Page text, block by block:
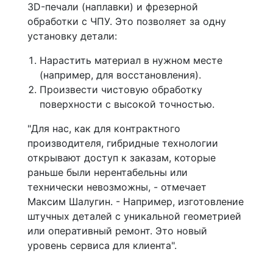
3D-печали (наплавки) и фрезерной
обработки с ЧПУ. Это позволяет за одну
установку детали:
Нарастить материал в нужном месте
(например, для восстановления).
Произвести чистовую обработку
поверхности с высокой точностью.
"Для нас, как для контрактного
производителя, гибридные технологии
открывают доступ к заказам, которые
раньше были нерентабельны или
технически невозможны, - отмечает
Максим Шалугин. - Например, изготовление
штучных деталей с уникальной геометрией
или оперативный ремонт. Это новый
уровень сервиса для клиента".